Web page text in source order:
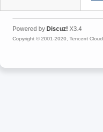
Powered by Discuz! X3.4
Copyright © 2001-2020, Tencent Cloud.